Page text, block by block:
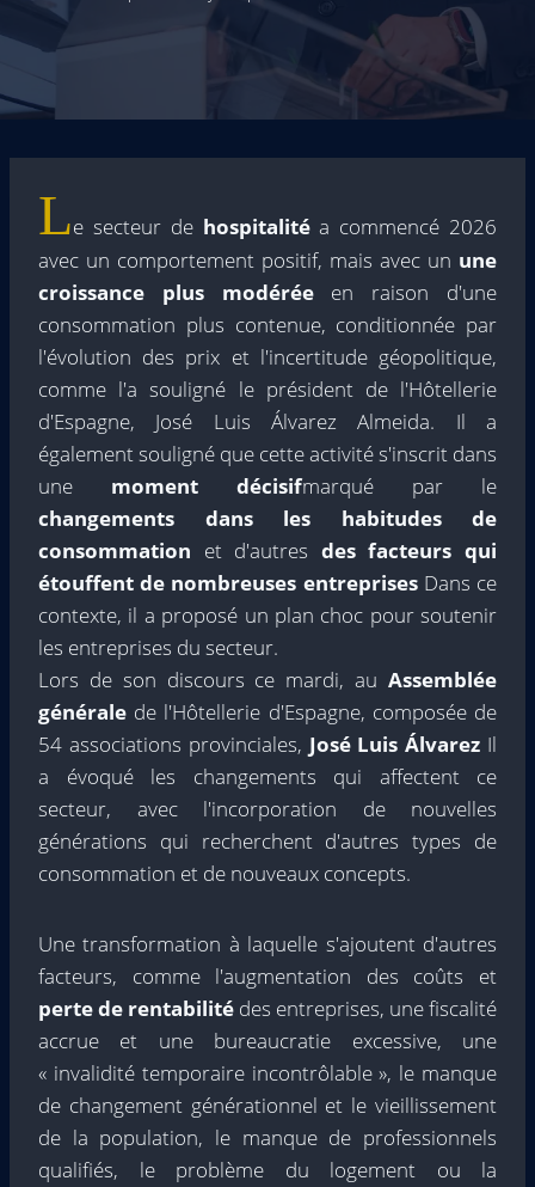
Le secteur de hospitalitéa commencé 2026
avec un comportement positif, mais avec un une
croissance plus modéréeen raison d'une
consommation plus contenue, conditionnée par
l'évolution des prix et l'incertitude géopolitique,
comme l'a souligné le président de l'Hôtellerie
d'Espagne, José Luis Álvarez Almeida. Il a
également souligné que cette activité s'inscrit dans
une moment décisifmarqué par le
changements dans les habitudes de
consommation et d'autres des facteurs qui
étouffent de nombreuses entreprisesDans ce
contexte, il a proposé un plan choc pour soutenir
les entreprises du secteur.
Lors de son discours ce mardi, au Assemblée
générale de l'Hôtellerie d'Espagne, composée de
54 associations provinciales, José Luis Álvarez Il
a évoqué les changements qui affectent ce
secteur, avec l'incorporation de nouvelles
générations qui recherchent d'autres types de
consommation et de nouveaux concepts.
Une transformation à laquelle s'ajoutent d'autres
facteurs, comme l'augmentation des coûts et
perte de rentabilité des entreprises, une fiscalité
accrue et une bureaucratie excessive, une
« invalidité temporaire incontrôlable », le manque
de changement générationnel et le vieillissement
de la population, le manque de professionnels
qualifiés, le problème du logement ou la